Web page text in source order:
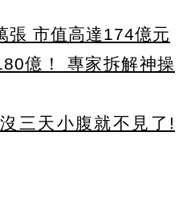
張 市值高達174億元
億！ 專家拆解神操
三天小腹就不見了!